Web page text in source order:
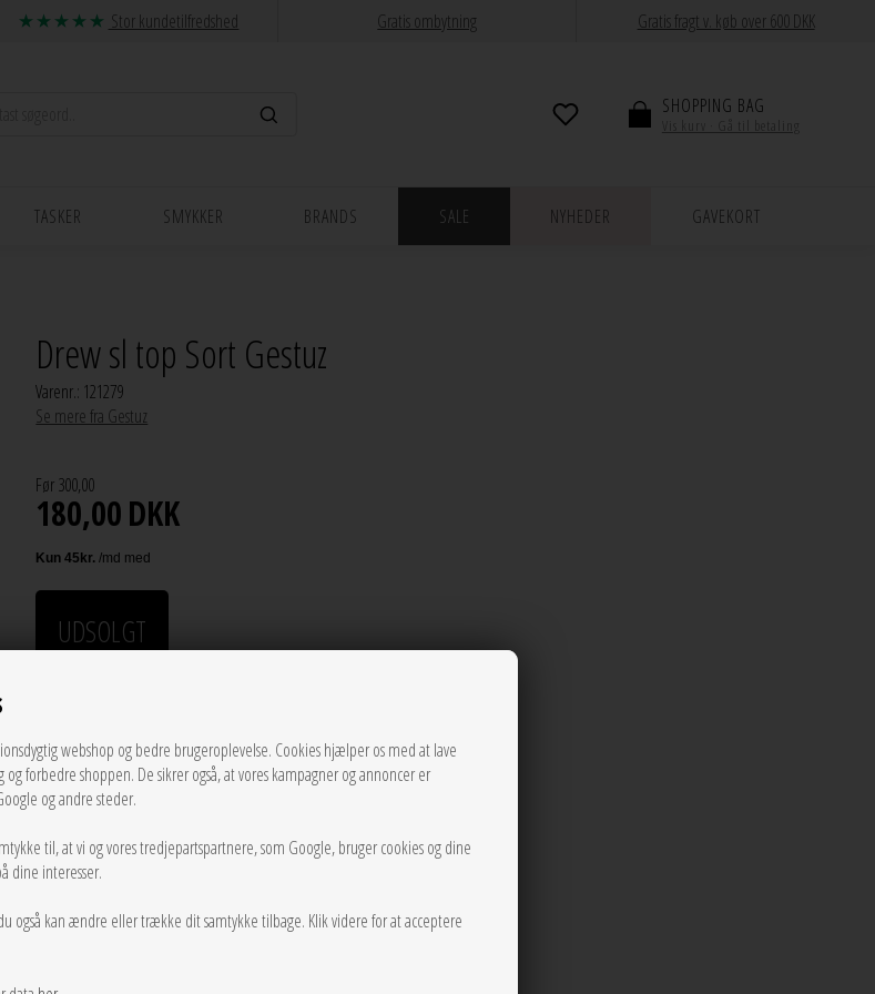
webshop og bedre brugeroplevelse. Cookies hjælper os med at lave
forbedre shoppen. De sikrer også, at vores kampagner og annoncer er
og andre steder.
til, at vi og vores tredjepartspartnere, som Google, bruger cookies og dine
dine interesser.
også kan ændre eller trække dit samtykke tilbage. Klik videre for at acceptere
Stor kundetilfredshed Gratis ombytning Gratis fragt v. køb over 600 DKK
SHOPPING BAG
TASKER SMYKKER BRANDS SALE NYHEDER GAVEKORT
Drew sl top Sort Gestuz
Varenr.: 121279
Se mere fra Gestuz
Før 300,00
180,00DKK
UDSOLGT
Tilføj til Ønskeskyen
Mål str. M:
Længde: 61 cm